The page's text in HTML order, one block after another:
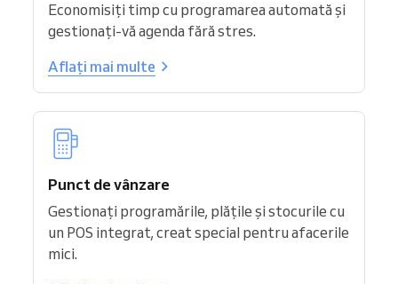
Economisiți timp cu programarea automată și
gestionați-vă agenda fără stres.
Aflați mai multe
Punct de vânzare
Gestionați programările, plățile și stocurile cu
un POS integrat, creat special pentru afacerile
mici.